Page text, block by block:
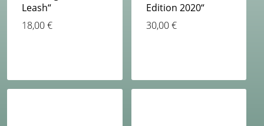
Leash“
18,00€
Edition 2020“
30,00€